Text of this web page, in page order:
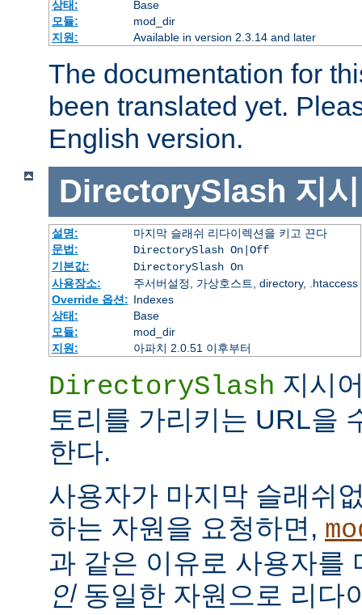
상태:
Base
모듈:
mod_dir
지원:
Available in version 2.3.14 and later
The documentation for
been translated yet.
English version.
DirectorySlash 지
설명:
마지막 슬래쉬 리다이렉션을 키고 끈다
문법:
DirectorySlash On|Off
기본값:
DirectorySlash On
사용장소:
주서버설정, 가상호스트, directory, .htaccess
Override 옵션: Indexes
상태:
Base
모듈:
mod_dir
지원:
아파치 2.0.51 이후부터
DirectorySlash 지시
토리를 가리키는 URL을
한다.
사용자가 마지막 슬래쉬
하는 자원을 요청하면,
과 같은 이유로 사용자를
인동일한 자원으로 리다